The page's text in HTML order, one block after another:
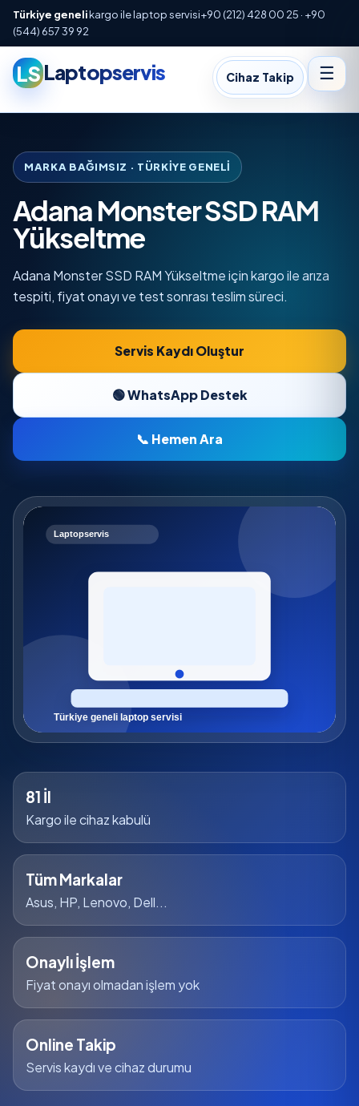
Türkiye genelikargo ile laptop servisi+90 (212) 428 00 25 · +90
(544) 657 39 92
LSLaptopservis Cihaz Takip ☰
MARKA BAĞIMSIZ · TÜRKIYE GENELI
Adana Monster SSD RAM
Yükseltme
Adana Monster SSD RAM Yükseltme için kargo ile arıza
tespiti, fiyat onayı ve test sonrası teslim süreci.
Servis Kaydı Oluştur
🟢 WhatsApp Destek
📞 Hemen Ara
81 İl
Kargo ile cihaz kabulü
Tüm Markalar
Asus, HP, Lenovo, Dell...
Onaylı İşlem
Fiyat onayı olmadan işlem yok
Online Takip
Servis kaydı ve cihaz durumu